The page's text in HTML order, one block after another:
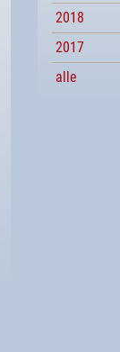
2018
2017
alle